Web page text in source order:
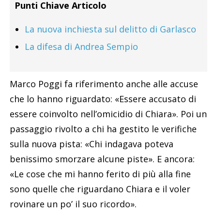
Punti Chiave Articolo
La nuova inchiesta sul delitto di Garlasco
La difesa di Andrea Sempio
Marco Poggi fa riferimento anche alle accuse
che lo hanno riguardato: «Essere accusato di
essere coinvolto nell’omicidio di Chiara». Poi un
passaggio rivolto a chi ha gestito le verifiche
sulla nuova pista: «Chi indagava poteva
benissimo smorzare alcune piste». E ancora:
«Le cose che mi hanno ferito di più alla fine
sono quelle che riguardano Chiara e il voler
rovinare un po’ il suo ricordo».